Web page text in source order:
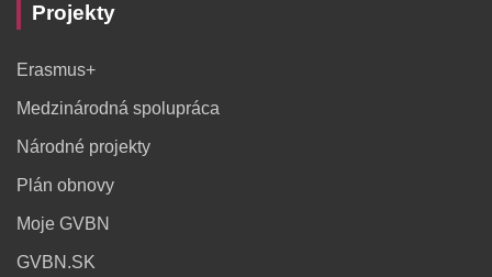
Projekty
Erasmus+
Medzinárodná spolupráca
Národné projekty
Plán obnovy
Moje GVBN
GVBN.SK